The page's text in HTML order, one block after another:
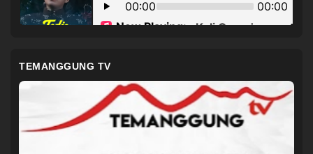
TEMANGGUNG TV